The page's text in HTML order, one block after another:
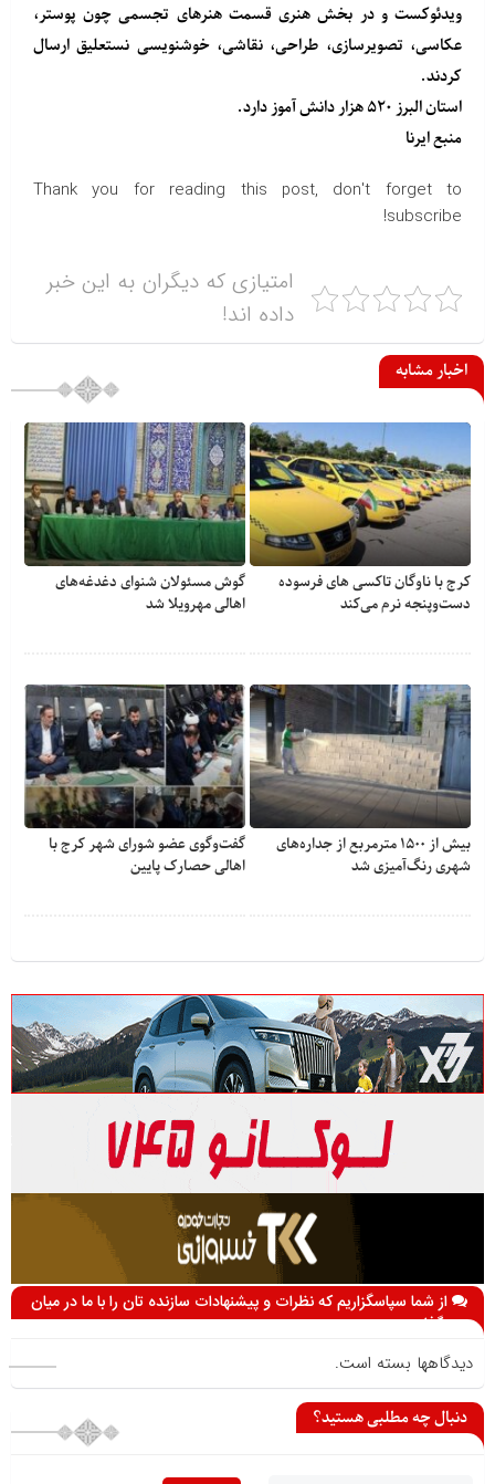
ویدئوکست و در بخش هنری قسمت هنرهای تجسمی چون پوستر،
عکاسی، تصویرسازی، طراحی، نقاشی، خوشنویسی نستعلیق ارسال
کردند.
استان البرز ۵۲۰ هزار دانش آموز دارد.
منبعایرنا
Thank you for reading this post, don't forget to
subscribe!
امتیازی که دیگران به این خبر
داده اند!
اخبار مشابه
کرج با ناوگان تاکسی های فرسوده
دست‌وپنجه نرم می‌کند
گوش مسئولان شنوای دغدغه‎‌های
اهالی مهرویلا شد
بیش از ۱۵۰۰ مترمربع از جداره‌های
شهری رنگ‌آمیزی شد
گفت‌وگوی عضو شورای شهر کرج با
اهالی حصارک پایین
از شما سپاسگزاریم که نظرات و پیشنهادات سازنده تان را با ما در میان
می گذارید
دیدگاهها بسته است.
دنبال چه مطلبی هستید؟